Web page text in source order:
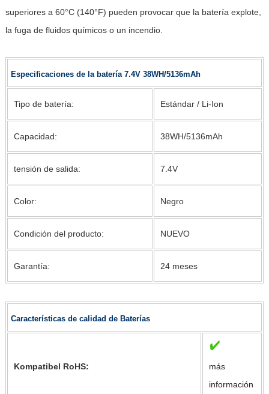
superiores a 60°C (140°F) pueden provocar que la batería explote,
la fuga de fluidos químicos o un incendio.
Especificaciones de la batería 7.4V 38WH/5136mAh
Tipo de batería: Estándar / Li-Ion
Capacidad: 38WH/5136mAh
tensión de salida: 7.4V
Color: Negro
Condición del producto: NUEVO
Garantía: 24 meses
Características de calidad de Baterías
Kompatibel RoHS:
más
información